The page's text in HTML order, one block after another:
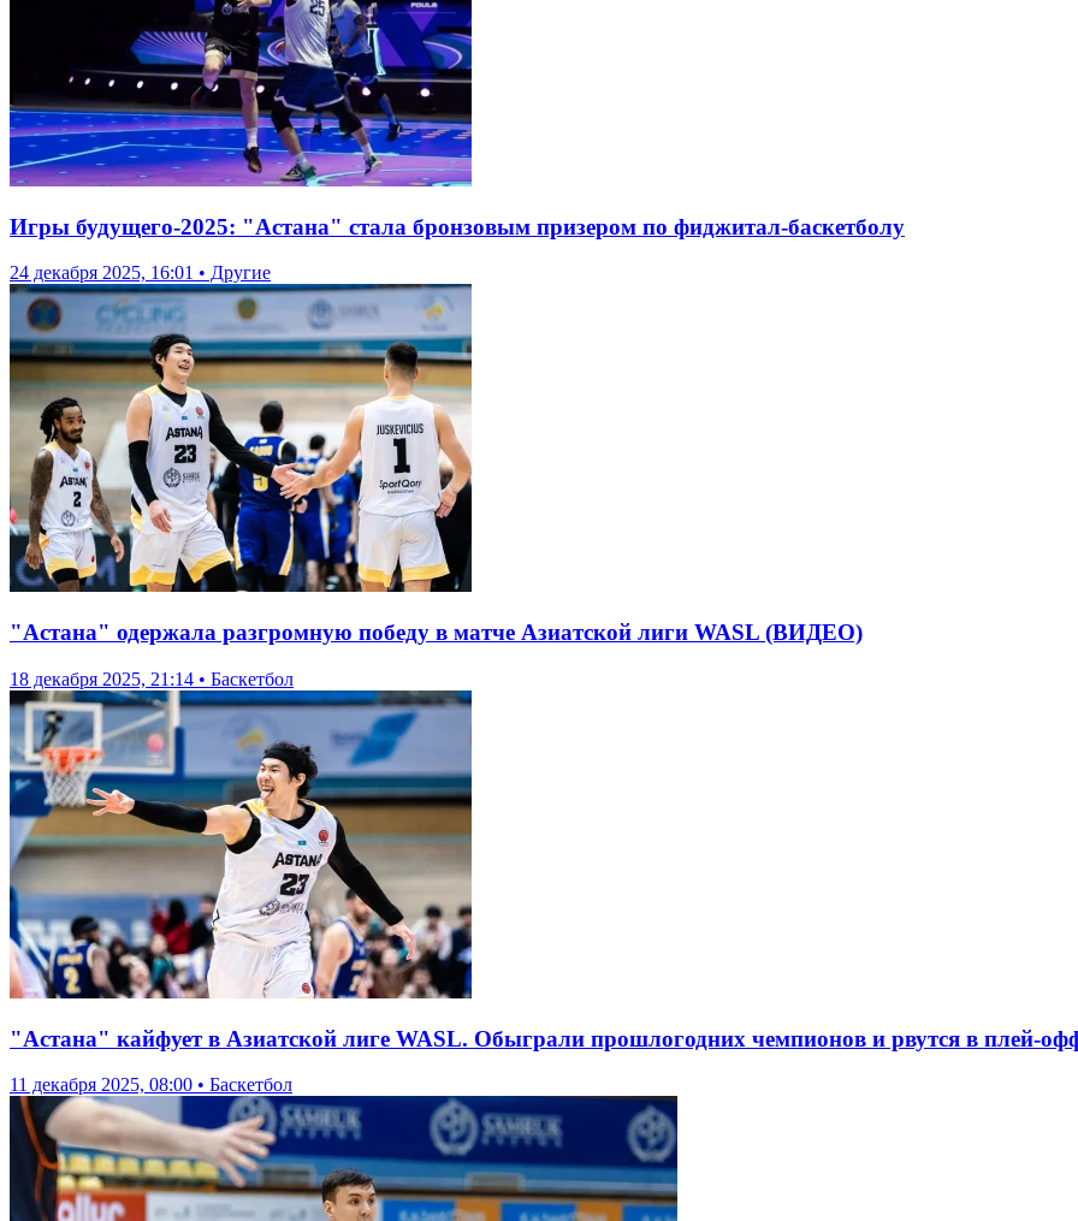
Игры будущего-2025: "Астана" стала бронзовым призером по фиджитал-баскетболу
24 декабря 2025, 16:01 • Другие
"Астана" одержала разгромную победу в матче Азиатской лиги WASL (ВИДЕО)
18 декабря 2025, 21:14 • Баскетбол
"Астана" кайфует в Азиатской лиге WASL. Обыграли прошлогодних чемпионов и рвутся в плей-
11 декабря 2025, 08:00 • Баскетбол